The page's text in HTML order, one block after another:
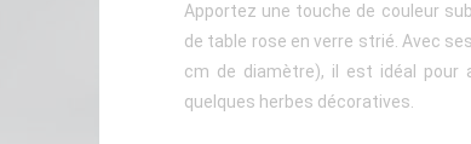
Apportez une touche de couleur
de table rose en verre strié. Avec
cm de diamètre), il est idéal pour
quelques herbes décoratives.